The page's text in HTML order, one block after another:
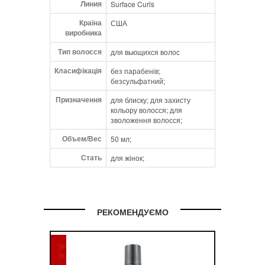
Ceramide 3, Tourmaline, Cocos Nucifera
(Coconut) Oil, Orbignya Oleifera (Babassu)
Seed Oil, Linum Usitatissimum (Flax) Seed
Oil, Aloe Barbadensis Leaf Juice, Allantoin,
Myristyl Alcohol, Retinyl Palmitate, Ascorbic
Acid, Tocopheryl Acetate, Hydrolyzed
Amaranth Protein, Hydrolyzed Soy Protein,
Lauryldimonium Hydroxypropyl Hydrolyzed
Soy Protein.
Линия Surface Curls
Країна
виробника
США
Тип волосся для вьющихся волос
Класифікація
без парабенів;
безсульфатний;
Призначення
для блиску; для захисту
кольору волосся; для
зволоження волосся;
Объем/Вес 50 мл;
Стать для жінок;
РЕКОМЕНДУЄМО